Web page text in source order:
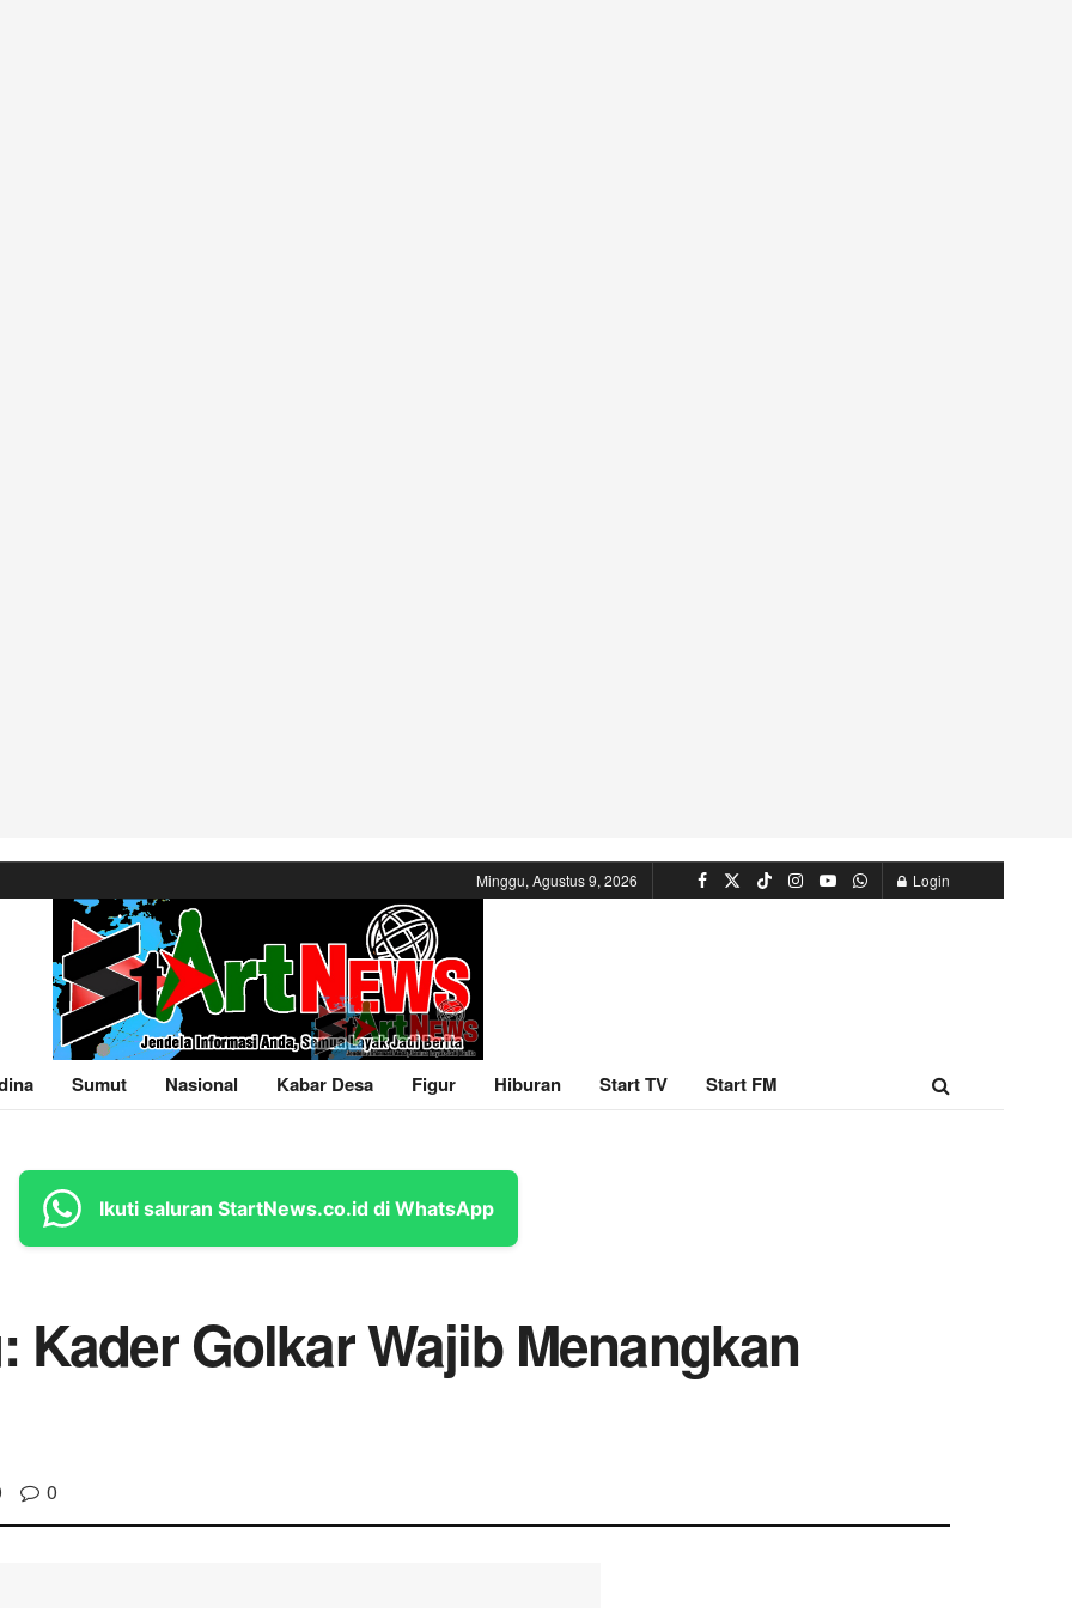
Minggu, Agustus 9, 2026 Login
Sumut Nasional Kabar Desa Figur Hiburan Start TV Start FM
Ikuti saluran StartNews.co.id di WhatsApp
Kader Golkar Wajib Menangkan
0